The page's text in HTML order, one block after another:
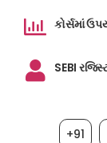
કોર્સમાં
SEBI
+91